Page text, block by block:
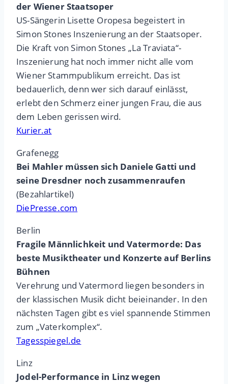
der Wiener Staatsoper
US-Sängerin Lisette Oropesa begeistert in
Simon Stones Inszenierung an der Staatsoper.
Die Kraft von Simon Stones „La Traviata“-
Inszenierung hat noch immer nicht alle vom
Wiener Stammpublikum erreicht. Das ist
bedauerlich, denn wer sich darauf einlässt,
erlebt den Schmerz einer jungen Frau, die aus
dem Leben gerissen wird.
Kurier.at
Grafenegg
Bei Mahler müssen sich Daniele Gatti und
seine Dresdner noch zusammenraufen
(Bezahlartikel)
DiePresse.com
Berlin
Fragile Männlichkeit und Vatermorde: Das
beste Musiktheater und Konzerte auf Berlins
Bühnen
Verehrung und Vatermord liegen besonders in
der klassischen Musik dicht beieinander. In den
nächsten Tagen gibt es viel spannende Stimmen
zum „Vaterkomplex“.
Tagesspiegel.de
Linz
Jodel-Performance in Linz wegen